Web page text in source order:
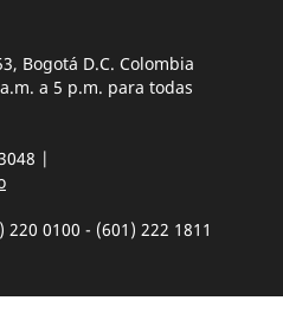
Bogotá D.C. Colombia
a 5 p.m. para todas
|
220 0100 - (601) 222 1811